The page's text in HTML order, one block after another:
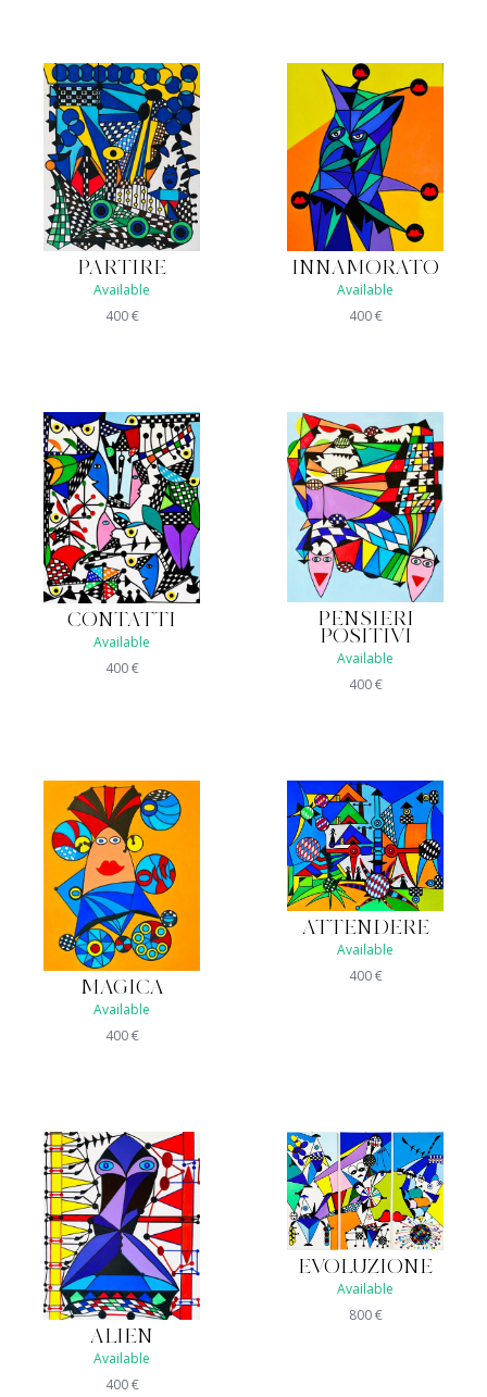
PARTIRE
Available
400€
INNAMORATO
Available
400€
CONTATTI
Available
400€
PENSIERI
POSITIVI
Available
400€
MAGICA
Available
400€
ATTENDERE
Available
400€
ALIEN
Available
400€
EVOLUZIONE
Available
800€